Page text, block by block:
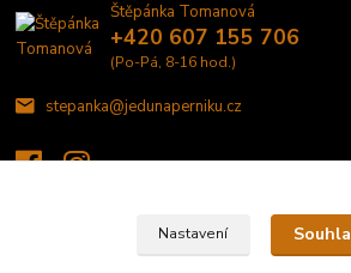
Štěpánka Tomanová
+420 607 155 706
(Po-Pá, 8-16 hod.)
stepanka@jedunaperniku.cz
Nastavení